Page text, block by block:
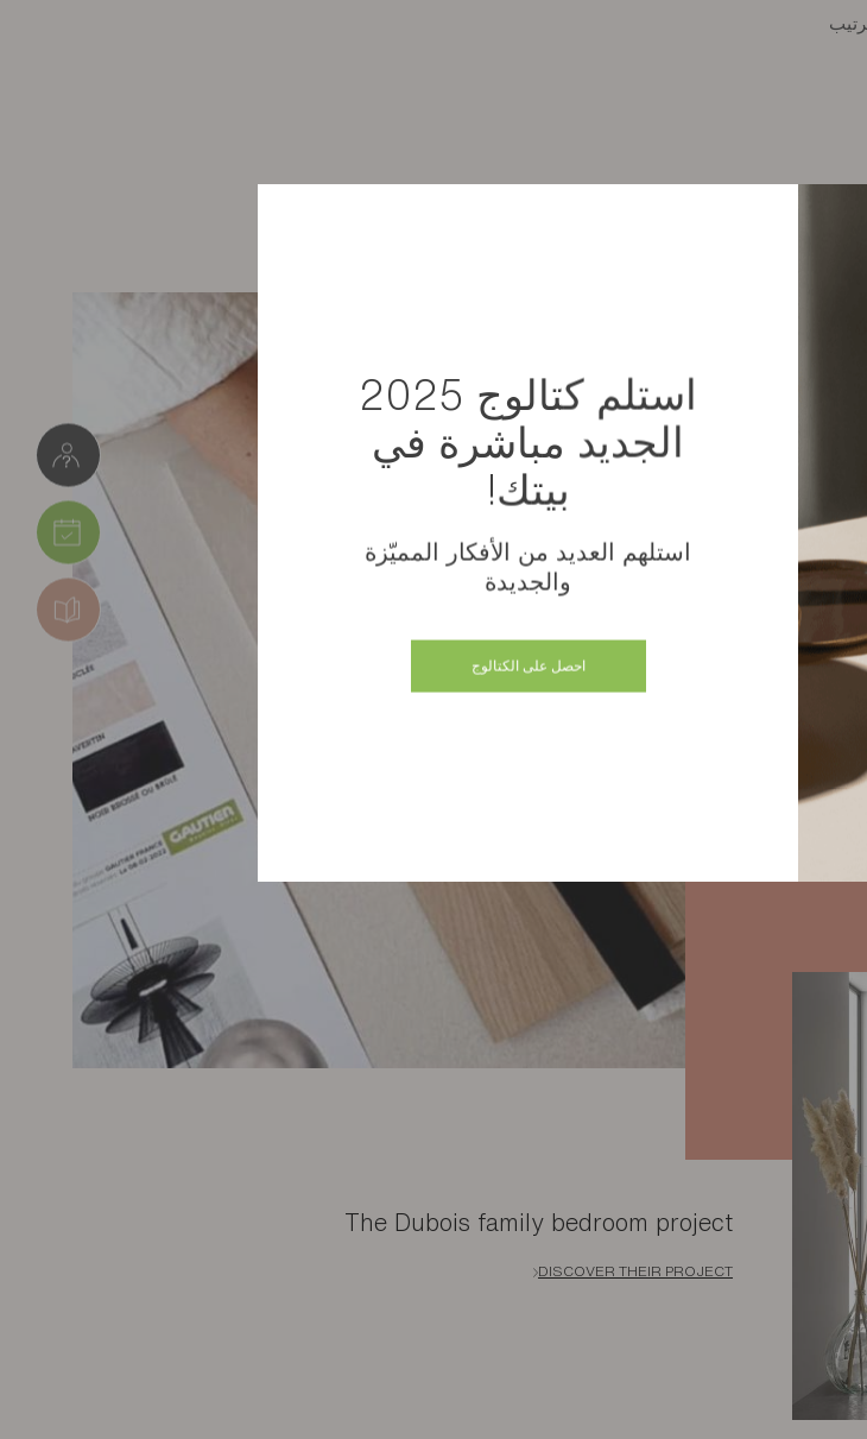
The Dubois family bedroom project
DISCOVER THEIR PROJECT
استلم كتالوج 2025
الجديد مباشرة في
بيتك!
استلهم العديد من الأفكار المميّزة
والجديدة
احصل على الكتالوج